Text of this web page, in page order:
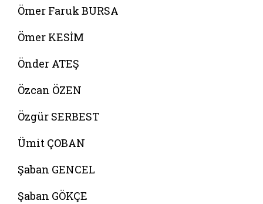
Ömer Faruk BURSA
Ömer KESİM
Önder ATEŞ
Özcan ÖZEN
Özgür SERBEST
Ümit ÇOBAN
Şaban GENCEL
Şaban GÖKÇE